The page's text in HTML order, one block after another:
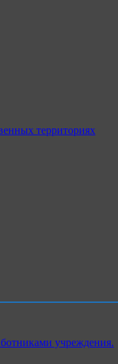
территориях
учреждения.